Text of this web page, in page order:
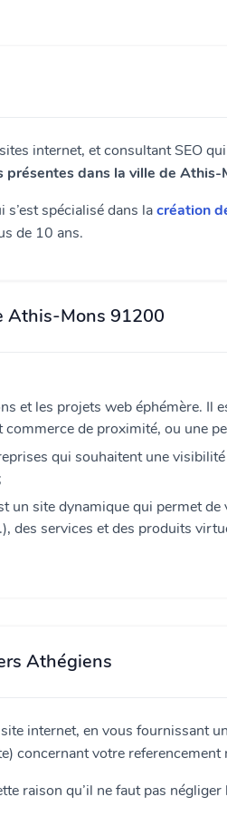
internet, et consultant SEO
dans la ville de Athis-
s’est spécialisé dans lacréation
de 10 ans.
Athis-Mons 91200
et les projets web éphémère. Il
de proximité, ou une
qui souhaitent une
un site dynamique qui permet de
des services et des produits
Athégiens
internet, en vous fournissant
concernant votre referencement
raison qu’il ne faut pas négliger